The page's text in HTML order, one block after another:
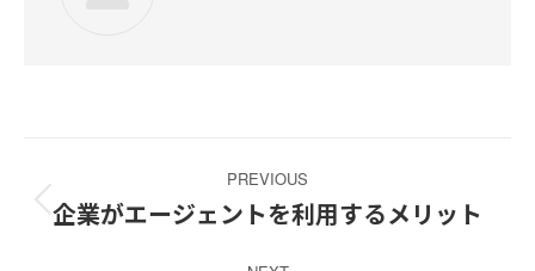
navigation
PREVIOUS
Previous
企業がエージェントを利用するメリット